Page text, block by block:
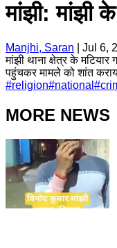
मांझी: मांझी
Manjhi, Saran
Jul 6,
मांझी थाना क्षेत्र के
पहुंचकर मामले को शांत
#religion#national #
MORE NEWS